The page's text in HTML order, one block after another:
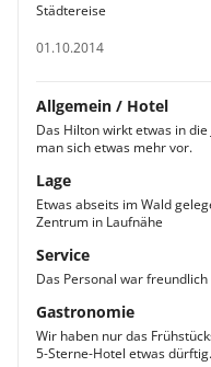
Städtereise
01.10.2014
Allgemein / Hotel
Das Hilton wirkt etwas in
man sich etwas mehr vor.
Lage
Etwas abseits im Wald
Zentrum in Laufnähe
Service
Das Personal war
Gastronomie
Wir haben nur das
5-Sterne-Hotel etwas